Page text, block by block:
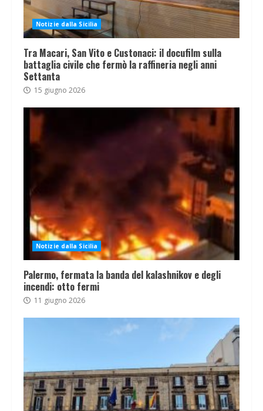
Notizie dalla Sicilia
Tra Macari, San Vito e Custonaci: il docufilm sulla
battaglia civile che fermò la raffineria negli anni
Settanta
15 giugno 2026
Notizie dalla Sicilia
Palermo, fermata la banda del kalashnikov e degli
incendi: otto fermi
11 giugno 2026